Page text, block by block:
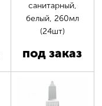
санитарный,
белый, 260мл
(24шт)
под заказ